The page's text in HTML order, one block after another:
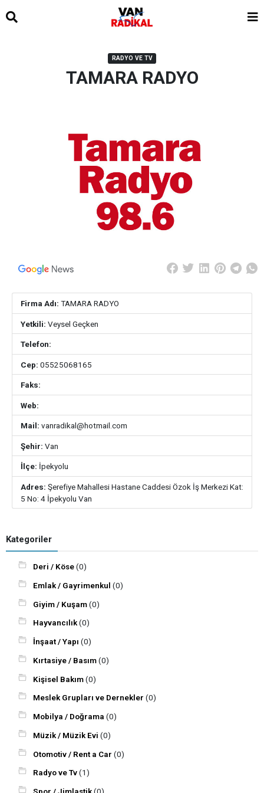
RADYO VE TV
TAMARA RADYO
Firma Adı: TAMARA RADYO
Yetkili: Veysel Geçken
Telefon:
Cep: 05525068165
Faks:
Web:
Mail: vanradikal@hotmail.com
Şehir: Van
İlçe: İpekyolu
Adres: Şerefiye Mahallesi Hastane Caddesi Özok İş Merkezi Kat:
5 No: 4 İpekyolu Van
Kategoriler
Deri / Köse(0)
Emlak / Gayrimenkul(0)
Giyim / Kuşam(0)
Hayvancılık(0)
İnşaat / Yapı(0)
Kırtasiye / Basım(0)
Kişisel Bakım(0)
Meslek Grupları ve Dernekler(0)
Mobilya / Doğrama(0)
Müzik / Müzik Evi(0)
Otomotiv / Rent a Car(0)
Radyo ve Tv(1)